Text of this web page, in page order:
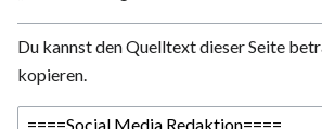
Du kannst den Quelltext dieser Seite
kopieren.